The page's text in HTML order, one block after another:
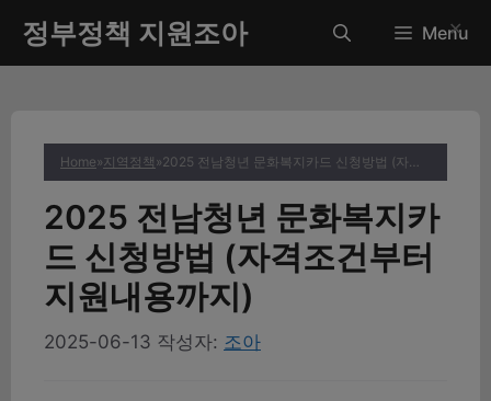
츠
정부정책 지원조아 Menu
Home»지역정책 » 2025 전남청년 문화복지카드 신청방법 (자격조건부터 지원내용까지)
2025 전남청년 문화복지카
드 신청방법 (자격조건부터
지원내용까지)
2025-06-13 작성자: 조아
✕